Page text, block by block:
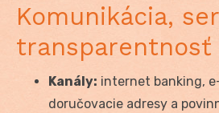
Komunikácia,
transparentnosť
Kanály: internet banking,
doručovacie adresy a